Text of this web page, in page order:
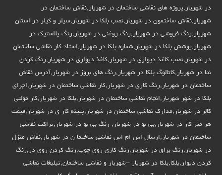
در شهریار,پروژه های نقاشی ساختمان در شهریار,نقاش ساختمان در
شهریار,نقاش ساختمون در شهریار,نصب بلکا در شهریار,سیلر و کیلر در استان
شهریار,رنگ فروشی در شهریار,رنگ روغنی در شهریار,رنگ پلاستیک در
شهریار,پوشش بلکا در شهریار,شماره بلکا در شهریار,استاد کار نقاشی ساختمان
در شهریار,نصب کاغذ دیواری در شهریار,کاغذ دیواری در شهریار,رنگ کردن
نما در شهریار,کاتالوگ بلکا در شهریار,رنگ های بروز در شهریار,آدرس نقاش
ساختمان در شهریار,رنگ کاری در شهریار,کار نقاشی ساختمان در شهریار,اجرای
بلکا در شهر شهریار,انجام نقاشی ساختمان در شهریار,بلکا در شهریار,کار مولتی
کالر در شهریار,مدارک نقاشی ساختمان در شهریار,پتینه کار ی در شهریار,قیمت
هر متر کار در شهریار,بی بو در شهریار, رنگ بی بو در شهریار,تراکت نقاشی
ساختمان در شهریار,ارسال اس ام اس نقاشی ساختما ن در شهریار,نقاش منزل
در شهریار,رنگ براق در شهریار,رنگ کاری روی چوب,رنگ کردن روی در,رنگ
کردن دیوار,بلکا,بلکا در شهریار –شهریار و نقاشی ساختمان,تبلیغات نقاشی